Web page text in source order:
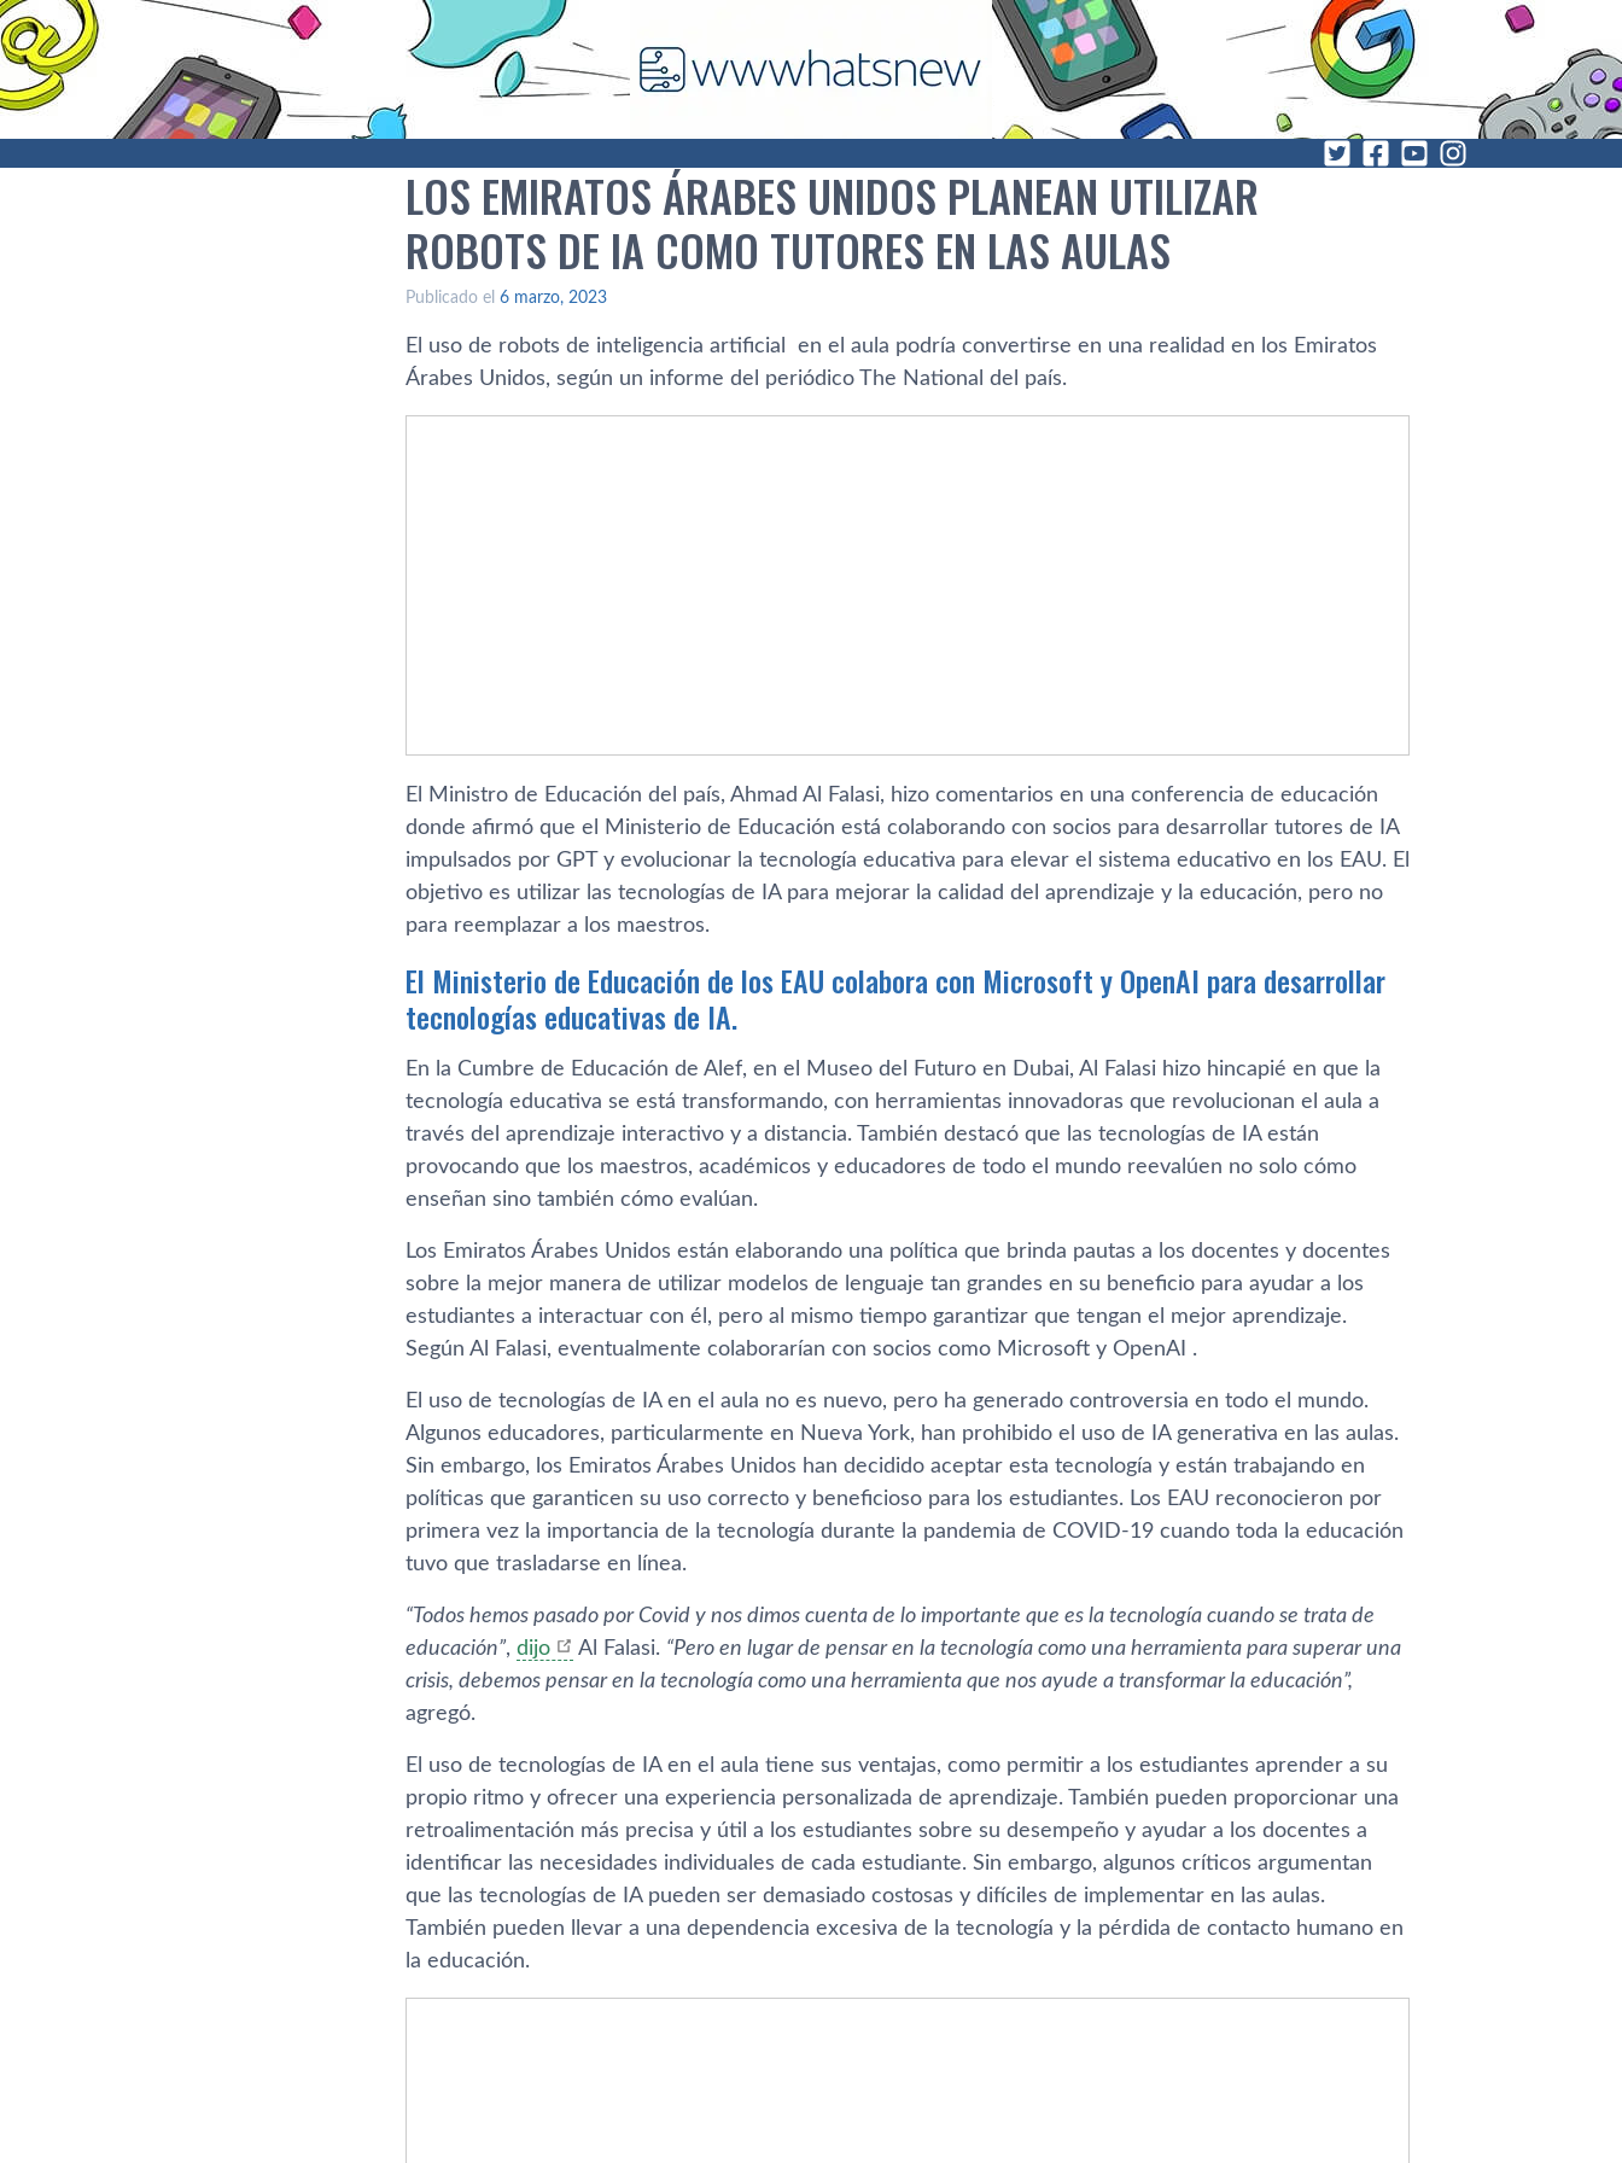
LOS EMIRATOS ÁRABES UNIDOS PLANEAN UTILIZAR
ROBOTS DE IA COMO TUTORES EN LAS AULAS
Publicado el 6 marzo, 2023
El uso de robots de inteligencia artificial en el aula podría convertirse en una realidad en los Emiratos
Árabes Unidos, según un informe del periódico The National del país.
El Ministro de Educación del país, Ahmad Al Falasi, hizo comentarios en una conferencia de educación
donde afirmó que el Ministerio de Educación está colaborando con socios para desarrollar tutores de IA
impulsados ​​por GPT y evolucionar la tecnología educativa para elevar el sistema educativo en los EAU. El
objetivo es utilizar las tecnologías de IA para mejorar la calidad del aprendizaje y la educación, pero no
para reemplazar a los maestros.
El Ministerio de Educación de los EAU colabora con Microsoft y OpenAI para desarrollar
tecnologías educativas de IA.
En la Cumbre de Educación de Alef, en el Museo del Futuro en Dubai, Al Falasi hizo hincapié en que la
tecnología educativa se está transformando, con herramientas innovadoras que revolucionan el aula a
través del aprendizaje interactivo y a distancia. También destacó que las tecnologías de IA están
provocando que los maestros, académicos y educadores de todo el mundo reevalúen no solo cómo
enseñan sino también cómo evalúan.
Los Emiratos Árabes Unidos están elaborando una política que brinda pautas a los docentes y docentes
sobre la mejor manera de utilizar modelos de lenguaje tan grandes en su beneficio para ayudar a los
estudiantes a interactuar con él, pero al mismo tiempo garantizar que tengan el mejor aprendizaje.
Según Al Falasi, eventualmente colaborarían con socios como Microsoft y OpenAI .
El uso de tecnologías de IA en el aula no es nuevo, pero ha generado controversia en todo el mundo.
Algunos educadores, particularmente en Nueva York, han prohibido el uso de IA generativa en las aulas.
Sin embargo, los Emiratos Árabes Unidos han decidido aceptar esta tecnología y están trabajando en
políticas que garanticen su uso correcto y beneficioso para los estudiantes. Los EAU reconocieron por
primera vez la importancia de la tecnología durante la pandemia de COVID-19 cuando toda la educación
tuvo que trasladarse en línea.
“Todos hemos pasado por Covid y nos dimos cuenta de lo importante que es la tecnología cuando se trata de
educación”, dijo Al Falasi. “Pero en lugar de pensar en la tecnología como una herramienta para superar una
crisis, debemos pensar en la tecnología como una herramienta que nos ayude a transformar la educación”,
agregó.
El uso de tecnologías de IA en el aula tiene sus ventajas, como permitir a los estudiantes aprender a su
propio ritmo y ofrecer una experiencia personalizada de aprendizaje. También pueden proporcionar una
retroalimentación más precisa y útil a los estudiantes sobre su desempeño y ayudar a los docentes a
identificar las necesidades individuales de cada estudiante. Sin embargo, algunos críticos argumentan
que las tecnologías de IA pueden ser demasiado costosas y difíciles de implementar en las aulas.
También pueden llevar a una dependencia excesiva de la tecnología y la pérdida de contacto humano en
la educación.